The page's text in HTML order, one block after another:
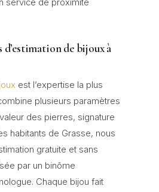
service de proximité
de bijoux à
est l’expertise la plus
plusieurs paramètres
des pierres, signature
habitants de Grasse, nous
gratuite et sans
par un binôme
Chaque bijou fait